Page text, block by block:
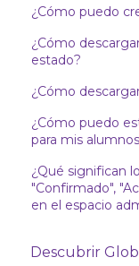
¿Cómo puedo
¿Cómo
estado?
¿Cómo
¿Cómo puedo
para mis
¿Qué significan
"Confirmado",
en el espacio
Descubrir